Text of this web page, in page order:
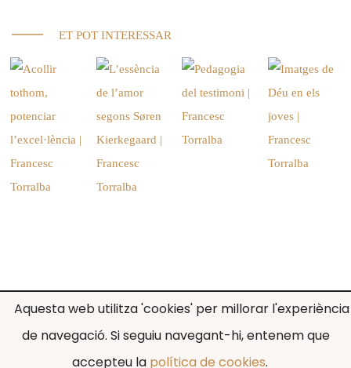
ET POT INTERESSAR
Avís legal Política de cookies Disseny web
Aquesta web utilitza 'cookies' per millorar l'experiència
de navegació. Si seguiu navegant-hi, entenem que
accepteu la política de cookies.